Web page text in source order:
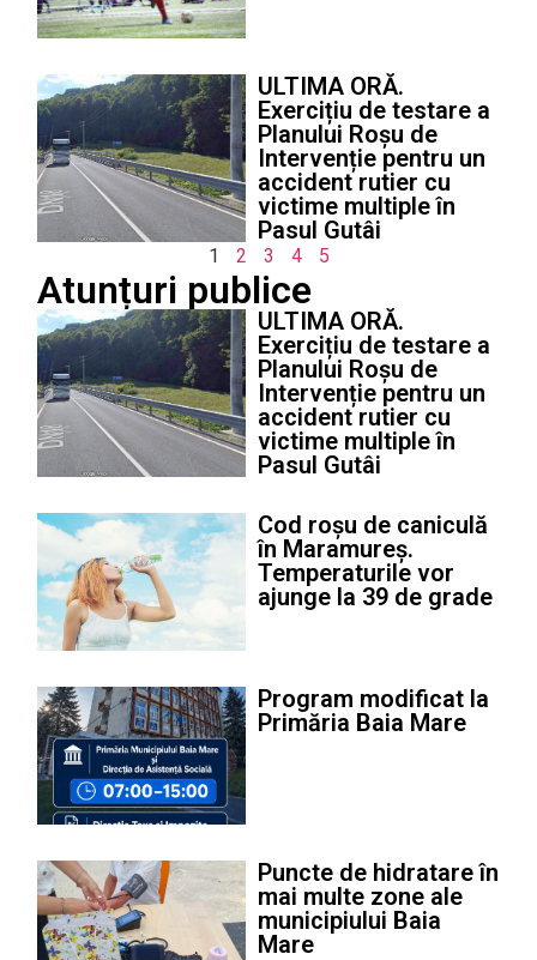
ULTIMA ORĂ.
Exercițiu de testare a
Planului Roșu de
Intervenție pentru un
accident rutier cu
victime multiple în
Pasul Gutâi
1 2 3 4 5
Atunțuri publice
ULTIMA ORĂ.
Exercițiu de testare a
Planului Roșu de
Intervenție pentru un
accident rutier cu
victime multiple în
Pasul Gutâi
Cod roșu de caniculă
în Maramureș.
Temperaturile vor
ajunge la 39 de grade
Program modificat la
Primăria Baia Mare
Puncte de hidratare în
mai multe zone ale
municipiului Baia
Mare